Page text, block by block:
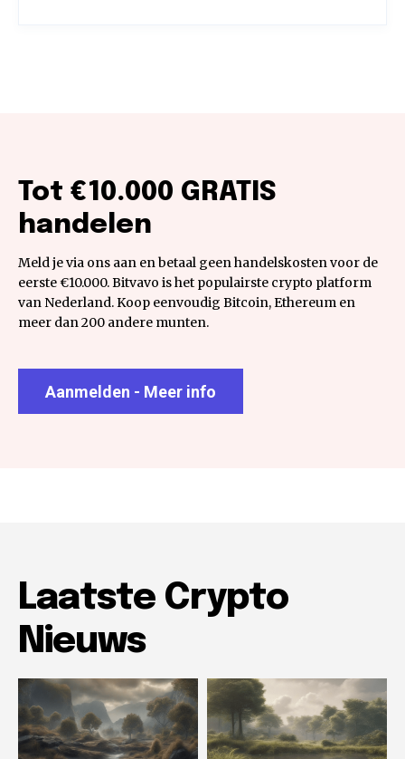
Tot €10.000 GRATIS
handelen
Meld je via ons aan en betaal geen handelskosten voor de
eerste €10.000. Bitvavo is het populairste crypto platform
van Nederland. Koop eenvoudig Bitcoin, Ethereum en
meer dan 200 andere munten.
Aanmelden - Meer info
Laatste Crypto
Nieuws